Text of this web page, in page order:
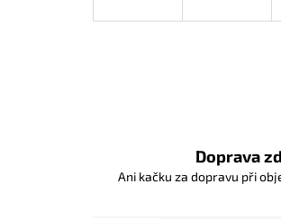
Doprava
Ani kačku za dopravu při